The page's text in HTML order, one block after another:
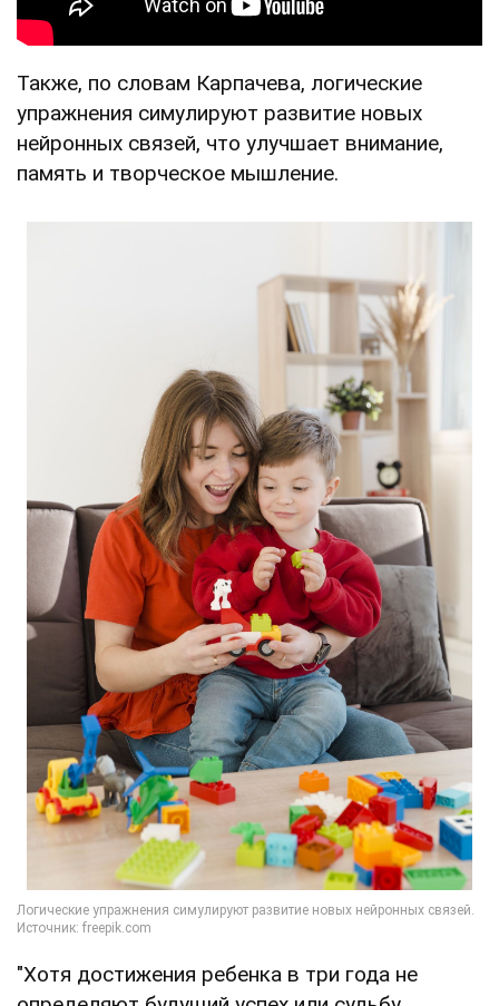
Также, по словам Карпачева, логические
упражнения симулируют развитие новых
нейронных связей, что улучшает внимание,
память и творческое мышление.
"Хотя достижения ребенка в три года не